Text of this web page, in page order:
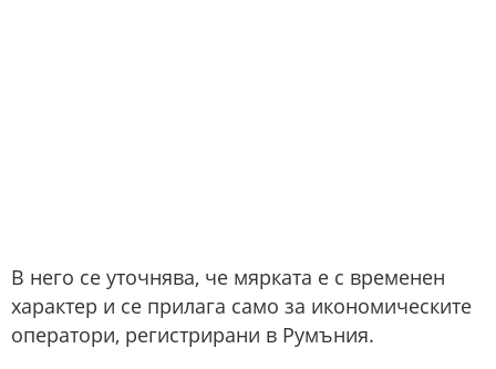
В него се уточнява, че мярката е с временен
характер и се прилага само за икономическите
оператори, регистрирани в Румъния.